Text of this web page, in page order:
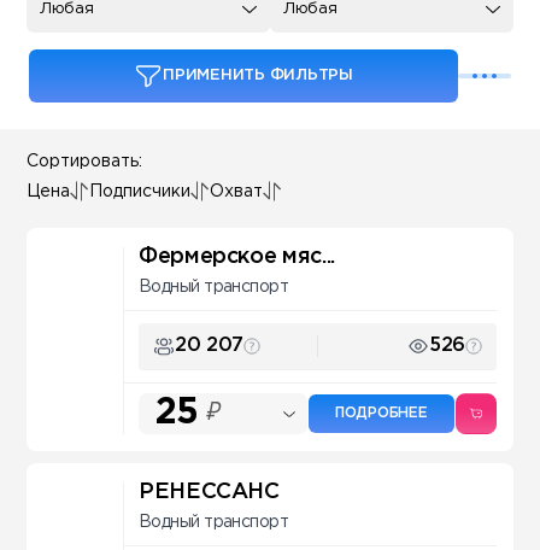
Любая
Любая
ПРИМЕНИТЬ ФИЛЬТРЫ
Сортировать:
Цена Подписчики Охват
Фермерское мяс...
Водный транспорт
20 207 526
25 ₽ ПОДРОБНЕЕ
РЕНЕССАНС
Водный транспорт